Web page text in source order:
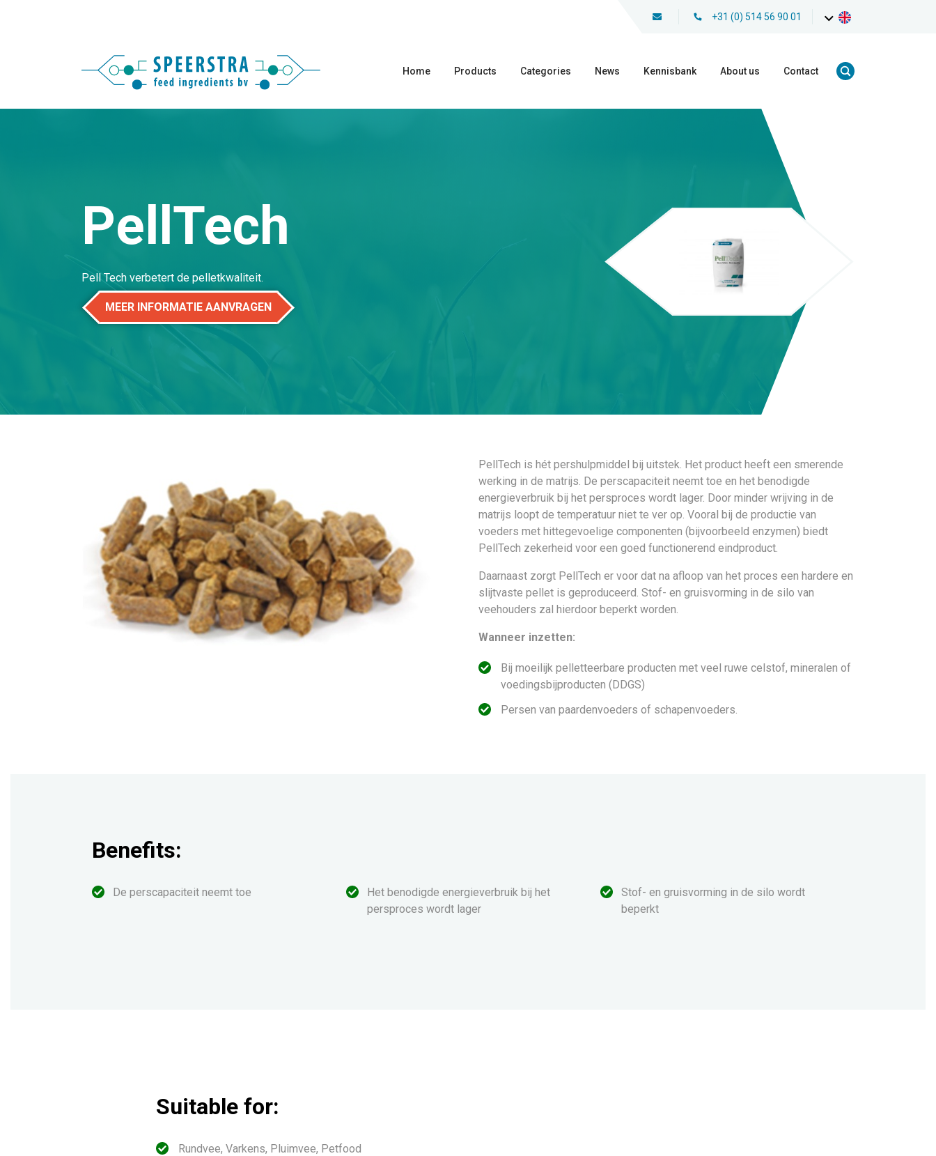
+31 (0) 514 56 90 01
Home Products Categories News Kennisbank About us Contact
PellTech
Pell Tech verbetert de pelletkwaliteit.
MEER INFORMATIE AANVRAGEN
PellTech is hét pershulpmiddel bij uitstek. Het product heeft een smerende
werking in de matrijs. De perscapaciteit neemt toe en het benodigde
energieverbruik bij het persproces wordt lager. Door minder wrijving in de
matrijs loopt de temperatuur niet te ver op. Vooral bij de productie van
voeders met hittegevoelige componenten (bijvoorbeeld enzymen) biedt
PellTech zekerheid voor een goed functionerend eindproduct.
Daarnaast zorgt PellTech er voor dat na afloop van het proces een hardere en
slijtvaste pellet is geproduceerd. Stof- en gruisvorming in de silo van
veehouders zal hierdoor beperkt worden.
Wanneer inzetten:
Bij moeilijk pelletteerbare producten met veel ruwe celstof, mineralen of
voedingsbijproducten (DDGS)
Persen van paardenvoeders of schapenvoeders.
Benefits:
De perscapaciteit neemt toe
Het benodigde energieverbruik bij het
persproces wordt lager
Stof- en gruisvorming in de silo wordt
beperkt
Suitable for:
Rundvee, Varkens, Pluimvee, Petfood